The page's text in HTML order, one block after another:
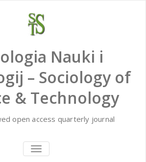
Nauki i
– Sociology of
& Technology
open access quarterly journal
TOGGLE
NAVIGATION